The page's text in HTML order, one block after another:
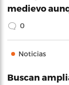
medievo
0
Noticias
Buscan